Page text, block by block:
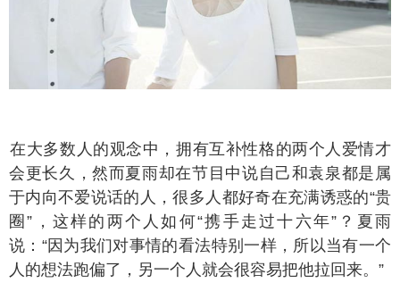
多数人的观念中，拥有互补性格的两个人爱情才
会更长久，然而夏雨却在节目中说自己和袁泉都是属
于内向不爱说话的人，很多人都好奇在充满诱惑的“贵
圈”，这样的两个人如何“携手走过十六年”？夏雨
说：“因为我们对事情的看法特别一样，所以当有一个
人的想法跑偏了，另一个人就会很容易把他拉回来。”